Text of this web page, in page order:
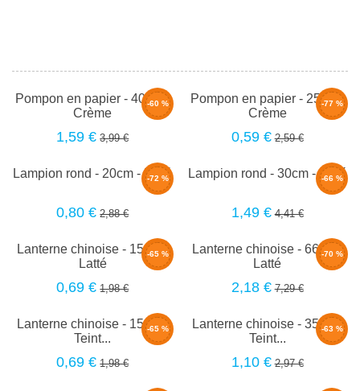
-60 %
Pompon en papier - 40cm -
Crème
1,59 € 3,99 €
-77 %
Pompon en papier - 25cm -
Crème
0,59 € 2,59 €
-72 %
Lampion rond - 20cm - Latté
0,80 € 2,88 €
-66 %
Lampion rond - 30cm - Latté
1,49 € 4,41 €
-65 %
Lanterne chinoise - 15cm -
Latté
0,69 € 1,98 €
-70 %
Lanterne chinoise - 66cm -
Latté
2,18 € 7,29 €
-65 %
Lanterne chinoise - 15cm -
Teint...
0,69 € 1,98 €
-63 %
Lanterne chinoise - 35cm -
Teint...
1,10 € 2,97 €